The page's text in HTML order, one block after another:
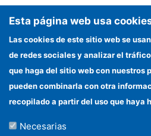
Esta página web usa
Las cookies de este sitio web se
de redes sociales y analizar el
que haga del sitio web con nuestros
pueden combinarla con otra
recopilado a partir del uso que haya
Necesarias